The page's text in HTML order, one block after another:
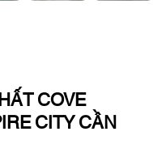
COVE
CITY CẦN